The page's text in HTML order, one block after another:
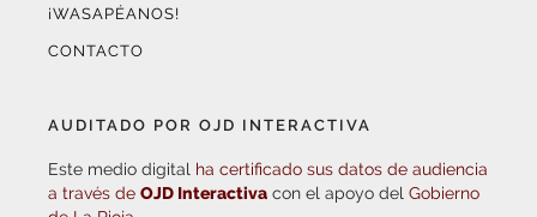
¡WASAPÉANOS!
CONTACTO
AUDITADO POR OJD INTERACTIVA
Este medio digital ha certificado sus datos de audiencia
a través de OJD Interactiva con el apoyo del Gobierno